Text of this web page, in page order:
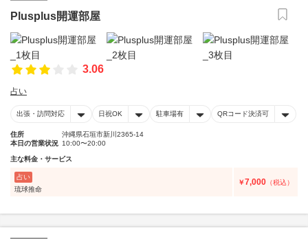
Plusplus開運部屋
3.06
占い
出張・訪問対応 日祝OK 駐車場有 QRコード決済可
住所
沖縄県石垣市新川2365-14
本日の営業状況 10:00〜20:00
主な料金・サービス
占い
琉球推命
￥7,000 （税込）